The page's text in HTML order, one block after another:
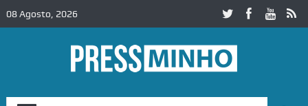
08 Agosto, 2026